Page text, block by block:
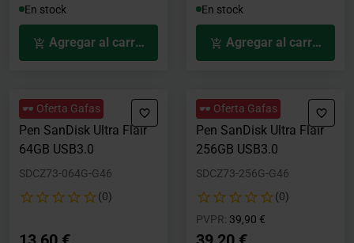
En stock
Agregar al carrito
En stock
Agregar al carrito
🕶️ Oferta Gafas
Pen SanDisk Ultra Flair
64GB USB3.0
SDCZ73-064G-G46
(0)
🕶️ Oferta Gafas
Pen SanDisk Ultra Flair
256GB USB3.0
SDCZ73-256G-G46
(0)
PVPR: Precio rebajado desde
39,90 €